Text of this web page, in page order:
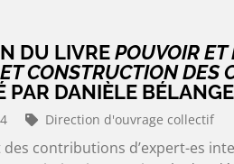
DU LIVREPOUVOIR ET
CONSTRUCTION DES
PAR DANIÈLE
Direction d'ouvrage collectif
des contributions d’expert-es